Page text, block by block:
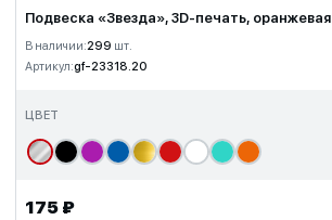
Подвеска «Звезда», 3D-печать, оранжевая
В наличии:299 шт.
Артикул:gf-23318.20
ЦВЕТ
175 ₽